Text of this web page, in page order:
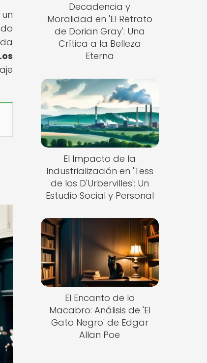
Decadencia y
Moralidad en 'El Retrato
de Dorian Gray': Una
Crítica a la Belleza
Eterna
El Impacto de la
Industrialización en 'Tess
de los D'Urbervilles': Un
Estudio Social y Personal
El Encanto de lo
Macabro: Análisis de 'El
Gato Negro' de Edgar
Allan Poe